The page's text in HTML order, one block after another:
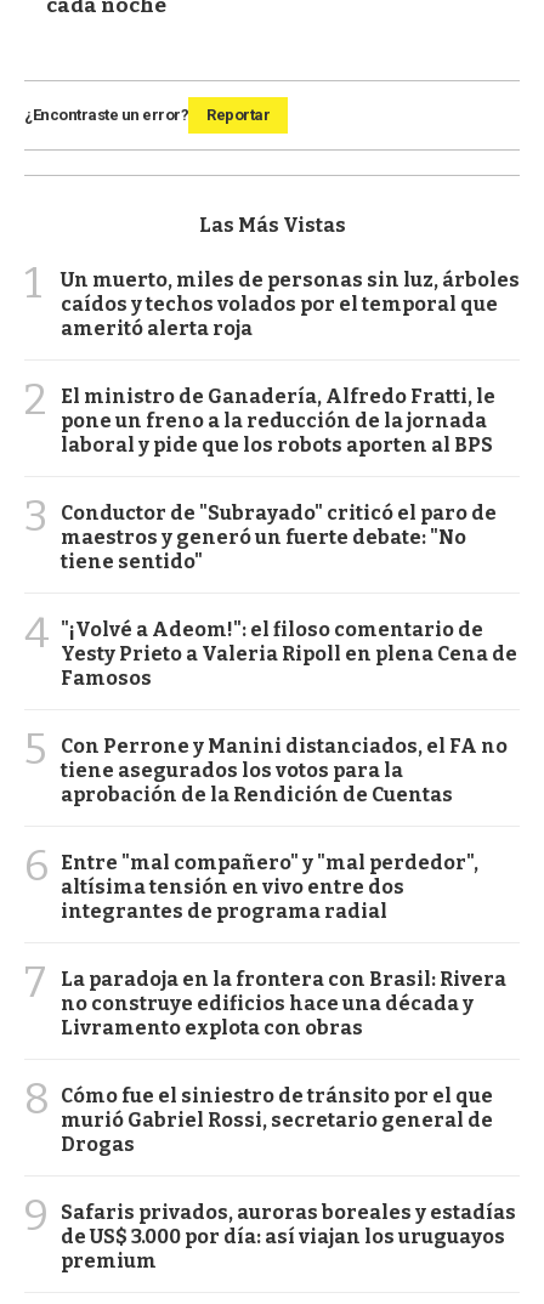
cada noche
¿Encontraste un error? Reportar
Las Más Vistas
1
Un muerto, miles de personas sin luz, árboles
caídos y techos volados por el temporal que
ameritó alerta roja
2
El ministro de Ganadería, Alfredo Fratti, le
pone un freno a la reducción de la jornada
laboral y pide que los robots aporten al BPS
3
Conductor de "Subrayado" criticó el paro de
maestros y generó un fuerte debate: "No
tiene sentido"
4 "¡Volvé a Adeom!": el filoso comentario de
Yesty Prieto a Valeria Ripoll en plena Cena de
Famosos
5
Con Perrone y Manini distanciados, el FA no
tiene asegurados los votos para la
aprobación de la Rendición de Cuentas
6
Entre "mal compañero" y "mal perdedor",
altísima tensión en vivo entre dos
integrantes de programa radial
7
La paradoja en la frontera con Brasil: Rivera
no construye edificios hace una década y
Livramento explota con obras
8
Cómo fue el siniestro de tránsito por el que
murió Gabriel Rossi, secretario general de
Drogas
9
Safaris privados, auroras boreales y estadías
de US$ 3.000 por día: así viajan los uruguayos
premium